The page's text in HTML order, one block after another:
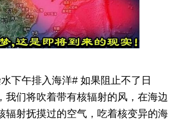
下午排入海洋# 如果阻止不了日
我们将吹着带有核辐射的风，在海边
辐射抚摸过的空气，吃着核变异的海